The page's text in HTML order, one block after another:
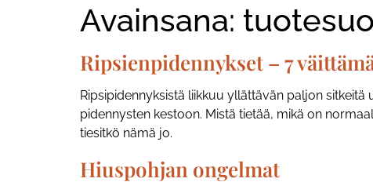
Avainsana:
Ripsienpidennykset – 7
Ripsipidennyksistä liikkuu yllättävän paljon
pidennysten kestoon. Mistä tietää, mikä on
tiesitkö nämä jo.
Hiuspohjan ongelmat